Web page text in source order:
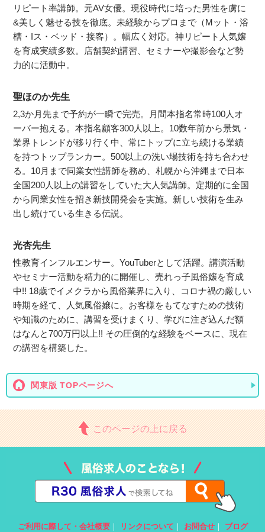
リピート率講師。元AV女優。現役時代に培った男性を虜に
&美しく魅せる技を徹底。未経験からプロまで（Mット・浴
槽・Iス・ベッド・接客）。幅広く対応。神リピート人気嬢
を育成実績多数。店舗契約講習、セミナーや撮影会など勢
力的に活動中。
聖ほのか先生
2,3か月先まで予約が一瞬で完売。月間本指名常時100人オ
ーバー抱える。本指名顧客300人以上。10数年前から景気・
業界トレンドが移り行く中、常にトップに立ち続ける業績
を持つトップランカー。500以上の洗い場技術を持ち合わせ
る。10月まで同業女性講師を務め、札幌から沖縄まで日本
全国200人以上の講習をしていた大人気講師。定期的に全国
から同業女性を招き新技開発会を実施。新しい技術を生み
出し続けている生きる伝説。
光杏先生
性教育インフルエンサー。YouTuberとして活躍。講演活動
やセミナー活動を精力的に開催し、売れっ子風俗嬢を育成
中!! 18歳でイメクラから風俗業界に入り、コロナ禍の厳しい
時期を経て、人気風俗嬢に。お客様をもてなすための技術
や知識のために、講習を受けまくり、学びに注ぎ込んだ額
はなんと700万円以上!! その圧倒的な経験をベースに、現在
の講習を構築した。
関東版 TOPページへ
このページの上に戻る
ご利用に際して・会社概要｜ リンクについて ｜ お問合せ｜ ブログ